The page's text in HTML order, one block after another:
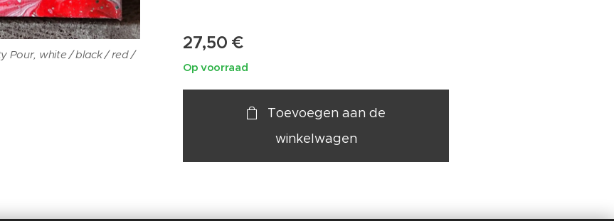
Pour, white / black / red /
27,50 €
Op voorraad
Toevoegen aan de
winkelwagen